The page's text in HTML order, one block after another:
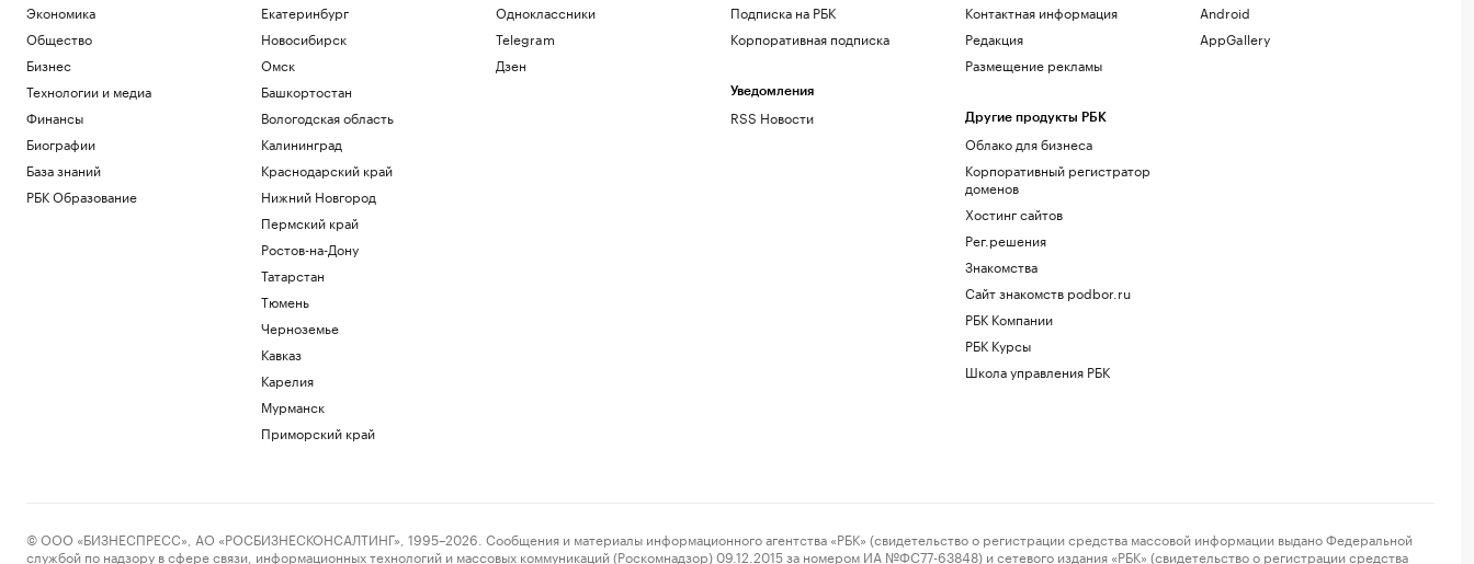
Экономика
Общество
Бизнес
Технологии и медиа
Финансы
Биографии
База знаний
РБК Образование
Екатеринбург
Новосибирск
Омск
Башкортостан
Вологодская область
Калининград
Краснодарский край
Нижний Новгород
Пермский край
Ростов-на-Дону
Татарстан
Тюмень
Черноземье
Кавказ
Карелия
Мурманск
Приморский край
Одноклассники
Telegram
Дзен
Подписка на РБК
Корпоративная подписка
Уведомления
RSS Новости
Контактная информация
Редакция
Размещение рекламы
Другие продукты РБК
Облако для бизнеса
Корпоративный регистратор
доменов
Хостинг сайтов
Рег.решения
Знакомства
Сайт знакомств podbor.ru
РБК Компании
РБК Курсы
Школа управления РБК
Android
AppGallery
© ООО «БИЗНЕСПРЕСС», АО «РОСБИЗНЕСКОНСАЛТИНГ», 1995–2026. Сообщения и материалы информационного агентства «РБК» (свидетельство о регистрации средства массовой информации выдано Федеральной
службой по надзору в сфере связи, информационных технологий и массовых коммуникаций (Роскомнадзор) 09.12.2015 за номером ИА №ФС77-63848) и сетевого издания «РБК» (свидетельство о регистрации средства